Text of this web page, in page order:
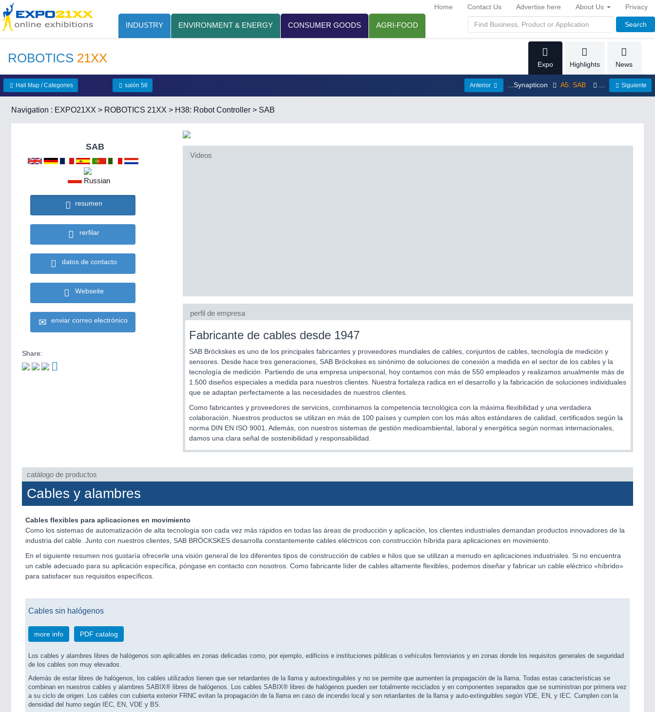
INDUSTRY ENVIRONMENT & ENERGY CONSUMER GOODS AGRI-FOOD Search
Home Contact Us Advertise here About Us Privacy
ROBOTICS 21XX Expo Highlights News
Hall Map / Categories salón 56 Anterior ...Synapticon A5: SAB Siguiente
Navigation : EXPO21XX > ROBOTICS 21XX > H38: Robot Controller > SAB
SAB
resumen
rerfilar
datos de contacto
Webseite
enviar correo electrónico
Share:
Videos
perfil de empresa
Fabricante de cables desde 1947
SAB Bröckskes es uno de los principales fabricantes y proveedores mundiales de cables, conjuntos de cables, tecnología de medición y
sensores. Desde hace tres generaciones, SAB Bröckskes es sinónimo de soluciones de conexión a medida en el sector de los cables y la
tecnología de medición. Partiendo de una empresa unipersonal, hoy contamos con más de 550 empleados y realizamos anualmente más de
1.500 diseños especiales a medida para nuestros clientes. Nuestra fortaleza radica en el desarrollo y la fabricación de soluciones individuales
que se adaptan perfectamente a las necesidades de nuestros clientes.
Como fabricantes y proveedores de servicios, combinamos la competencia tecnológica con la máxima flexibilidad y una verdadera
colaboración. Nuestros productos se utilizan en más de 100 países y cumplen con los más altos estándares de calidad, certificados según la
norma DIN EN ISO 9001. Además, con nuestros sistemas de gestión medioambiental, laboral y energética según normas internacionales,
damos una clara señal de sostenibilidad y responsabilidad.
catálogo de productos
Cables y alambres
Cables flexibles para aplicaciones en movimiento
Como los sistemas de automatización de alta tecnología son cada vez más rápidos en todas las áreas de producción y aplicación, los clientes industriales demandan productos innovadores de la
industria del cable. Junto con nuestros clientes, SAB BRÖCKSKES desarrolla constantemente cables eléctricos con construcción híbrida para aplicaciones en movimiento.
En el siguiente resumen nos gustaría ofrecerle una visión general de los diferentes tipos de construcción de cables e hilos que se utilizan a menudo en aplicaciones industriales. Si no encuentra
un cable adecuado para su aplicación específica, póngase en contacto con nosotros. Como fabricante líder de cables altamente flexibles, podemos diseñar y fabricar un cable eléctrico «híbrido»
para satisfacer sus requisitos específicos.
Cables sin halógenos
more info PDF catalog
Los cables y alambres libres de halógenos son aplicables en zonas delicadas como, por ejemplo, edificios e instituciones públicas o vehículos ferroviarios y en zonas donde los requisitos generales de seguridad
de los cables son muy elevados.
Además de estar libres de halógenos, los cables utilizados tienen que ser retardantes de la llama y autoextinguibles y no se permite que aumenten la propagación de la llama. Todas estas características se
combinan en nuestros cables y alambres SABIX® libres de halógenos. Los cables SABIX® libres de halógenos pueden ser totalmente reciclados y en componentes separados que se suministran por primera vez
a su ciclo de origen. Los cables con cubierta exterior FRNC evitan la propagación de la llama en caso de incendio local y son retardantes de la llama y auto-extinguibles según VDE, EN, y IEC. Cumplen con la
densidad del humo según IEC, EN, VDE y BS.